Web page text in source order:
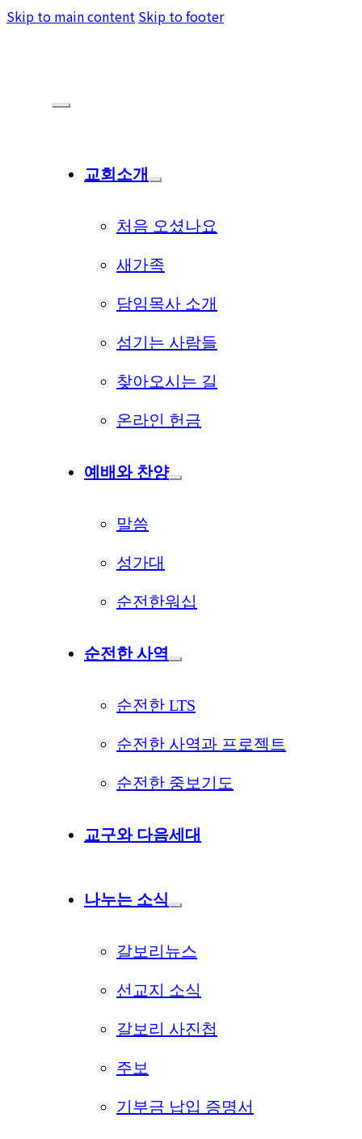
Skip to main content Skip to footer
교회소개
처음 오셨나요
새가족
담임목사 소개
섬기는 사람들
찾아오시는 길
온라인 헌금
예배와 찬양
말씀
성가대
순전한워십
순전한 사역
순전한 LTS
순전한 사역과 프로젝트
순전한 중보기도
교구와 다음세대
나누는 소식
갈보리뉴스
선교지 소식
갈보리 사진첩
주보
기부금 납입 증명서